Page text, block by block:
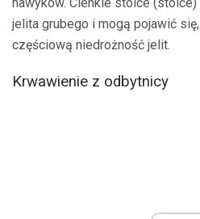
jelita grubego i mogą pojawić
częściową niedrożność jelit.
Krwawienie z odbytnicy